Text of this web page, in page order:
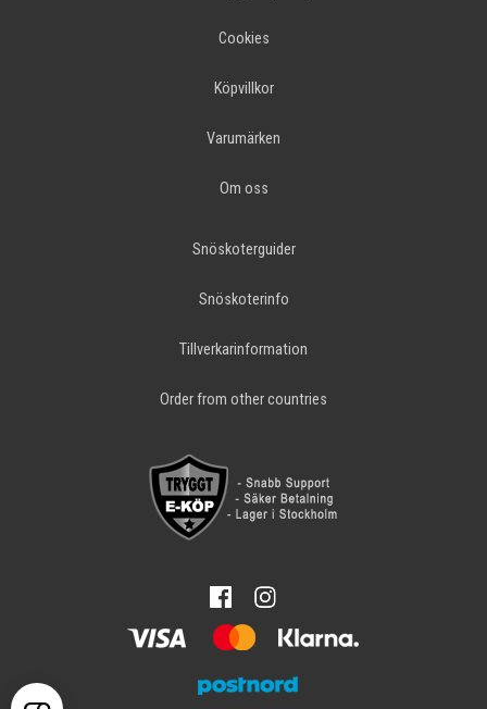
Cookies
Köpvillkor
Varumärken
Om oss
Snöskoterguider
Snöskoterinfo
Tillverkarinformation
Order from other countries